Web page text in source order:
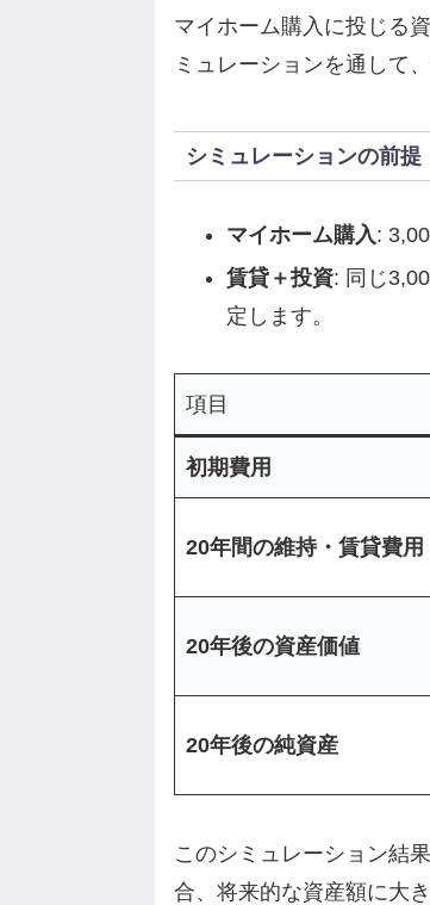
マイホーム購入に投じる
ミュレーションを通して
シミュレーションの前提
マイホーム購入:
賃貸＋投資: 同じ
定します。
項目
初期費用
20年間の維持・賃貸費用
20年後の資産価値
20年後の純資産
このシミュレーション結
合、将来的な資産額に大